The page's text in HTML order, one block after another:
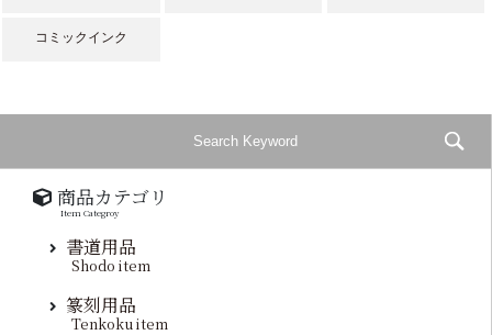
コミックインク
商品カテゴリ
Item Categroy
書道用品
Shodo item
篆刻用品
Tenkoku item